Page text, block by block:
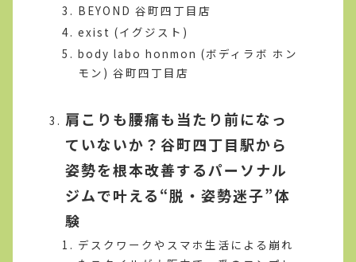
BEYOND 谷町四丁目店
exist (イグジスト)
body labo honmon (ボディラボ ホン
モン) 谷町四丁目店
肩こりも腰痛も当たり前になっ
ていないか？谷町四丁目駅から
姿勢を根本改善するパーソナル
ジムで叶える“脱・姿勢迷子”体
験
デスクワークやスマホ生活による崩れ